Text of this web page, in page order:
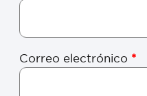
Correo electrónico *